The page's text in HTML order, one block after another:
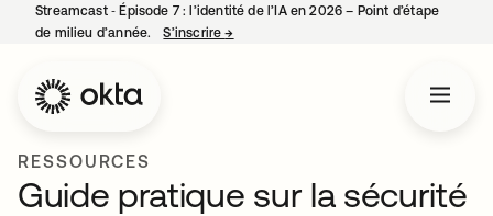
Streamcast ‑ Épisode 7 : l’identité de l’IA en 2026 – Point d’étape
de milieu d’année.
S’inscrire→
RESSOURCES
Guide pratique sur la sécurité